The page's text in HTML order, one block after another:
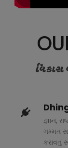
વિકાસ
જ્ઞાન,
ગમ્મત
કરાવતું